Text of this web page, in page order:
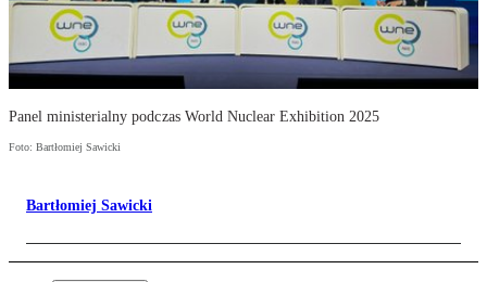
Panel ministerialny podczas World Nuclear Exhibition 2025
Foto: Bartłomiej Sawicki
Bartłomiej Sawicki